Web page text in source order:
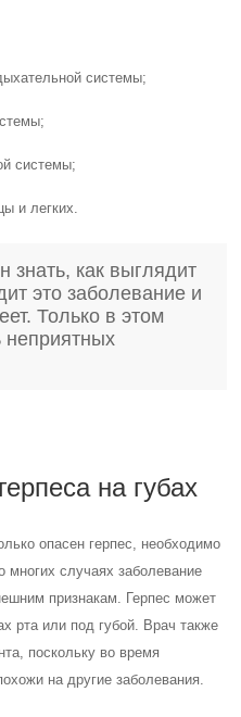
системы;
системы;
и легких.
знать, как выглядит
это заболевание и
Только в этом
неприятных
на губах
опасен герпес, необходимо
многих случаях заболевание
признакам. Герпес может
рта или под губой. Врач также
поскольку во время
на другие заболевания.